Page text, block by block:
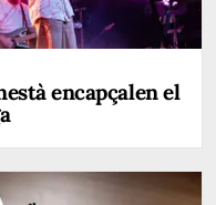
encapçalen el